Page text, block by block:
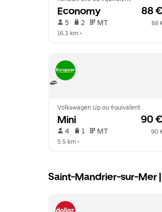
Economy 88 €
5 2 MT
88
16.3 km •
Volkswagen Up ou équivalent
Mini 90 €
4 1 MT
90
5.5 km •
Saint-Mandrier-sur-Mer